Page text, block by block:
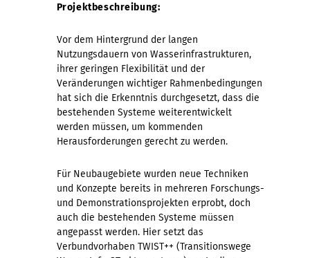
Projektbeschreibung:
Vor dem Hintergrund der langen
Nutzungsdauern von Wasserinfrastrukturen,
ihrer geringen Flexibilität und der
Veränderungen wichtiger Rahmenbedingungen
hat sich die Erkenntnis durchgesetzt, dass die
bestehenden Systeme weiterentwickelt
werden müssen, um kommenden
Herausforderungen gerecht zu werden.
Für Neubaugebiete wurden neue Techniken
und Konzepte bereits in mehreren Forschungs-
und Demonstrationsprojekten erprobt, doch
auch die bestehenden Systeme müssen
angepasst werden. Hier setzt das
Verbundvorhaben TWIST++ (Transitionswege